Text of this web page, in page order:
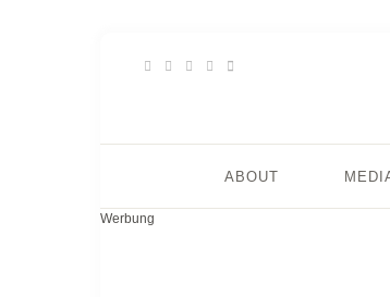
ABOUT
Werbung